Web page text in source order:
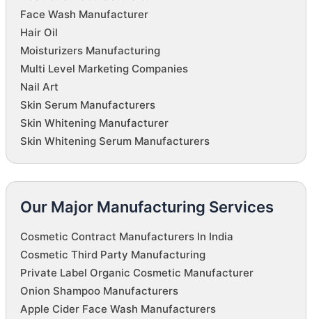
Face Wash Manufacturer
Hair Oil
Moisturizers Manufacturing
Multi Level Marketing Companies
Nail Art
Skin Serum Manufacturers
Skin Whitening Manufacturer
Skin Whitening Serum Manufacturers
Our Major Manufacturing Services
Cosmetic Contract Manufacturers In India
Cosmetic Third Party Manufacturing
Private Label Organic Cosmetic Manufacturer
Onion Shampoo Manufacturers
Apple Cider Face Wash Manufacturers